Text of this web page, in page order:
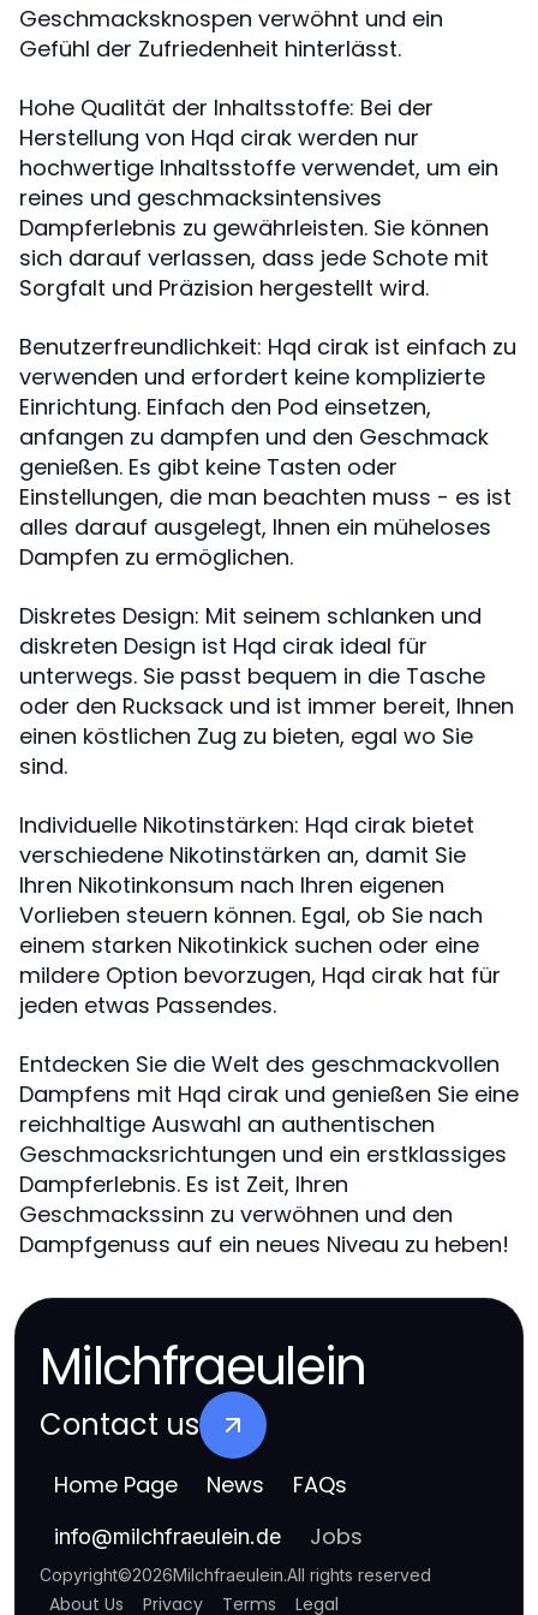
Geschmacksknospen verwöhnt und ein
Gefühl der Zufriedenheit hinterlässt.
Hohe Qualität der Inhaltsstoffe: Bei der
Herstellung von Hqd cirak werden nur
hochwertige Inhaltsstoffe verwendet, um ein
reines und geschmacksintensives
Dampferlebnis zu gewährleisten. Sie können
sich darauf verlassen, dass jede Schote mit
Sorgfalt und Präzision hergestellt wird.
Benutzerfreundlichkeit: Hqd cirak ist einfach zu
verwenden und erfordert keine komplizierte
Einrichtung. Einfach den Pod einsetzen,
anfangen zu dampfen und den Geschmack
genießen. Es gibt keine Tasten oder
Einstellungen, die man beachten muss - es ist
alles darauf ausgelegt, Ihnen ein müheloses
Dampfen zu ermöglichen.
Diskretes Design: Mit seinem schlanken und
diskreten Design ist Hqd cirak ideal für
unterwegs. Sie passt bequem in die Tasche
oder den Rucksack und ist immer bereit, Ihnen
einen köstlichen Zug zu bieten, egal wo Sie
sind.
Individuelle Nikotinstärken: Hqd cirak bietet
verschiedene Nikotinstärken an, damit Sie
Ihren Nikotinkonsum nach Ihren eigenen
Vorlieben steuern können. Egal, ob Sie nach
einem starken Nikotinkick suchen oder eine
mildere Option bevorzugen, Hqd cirak hat für
jeden etwas Passendes.
Entdecken Sie die Welt des geschmackvollen
Dampfens mit Hqd cirak und genießen Sie eine
reichhaltige Auswahl an authentischen
Geschmacksrichtungen und ein erstklassiges
Dampferlebnis. Es ist Zeit, Ihren
Geschmackssinn zu verwöhnen und den
Dampfgenuss auf ein neues Niveau zu heben!
Milchfraeulein
Contact us
Home Page News FAQs
info@milchfraeulein.de Jobs
Copyright©2026Milchfraeulein.All rights reserved
About Us Privacy Terms Legal